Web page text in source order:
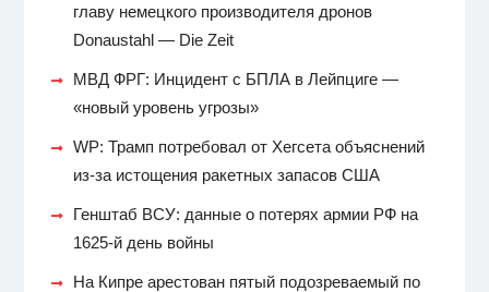
главу немецкого производителя дронов
Donaustahl — Die Zeit
МВД ФРГ: Инцидент с БПЛА в Лейпциге —
«новый уровень угрозы»
WP: Трамп потребовал от Хегсета объяснений
из-за истощения ракетных запасов США
Генштаб ВСУ: данные о потерях армии РФ на
1625-й день войны
На Кипре арестован пятый подозреваемый по